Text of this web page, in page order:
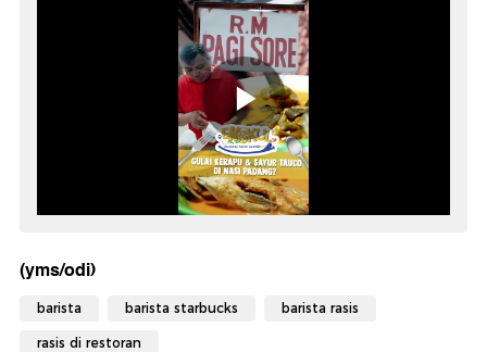
(yms/odi)
barista barista starbucks barista rasis
rasis di restoran